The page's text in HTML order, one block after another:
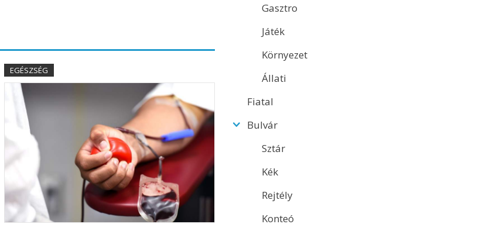
EGÉSZSÉG
Gasztro
Játék
Környezet
Állati
Fiatal
Bulvár
Sztár
Kék
Rejtély
Konteó